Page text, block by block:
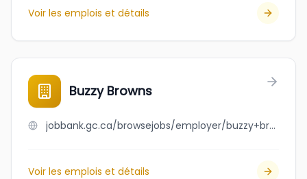
Voir les emplois et détails
Buzzy Browns
jobbank.gc.ca/browsejobs/employer/buzzy+browns/ca
Voir les emplois et détails